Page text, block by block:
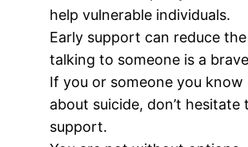
help vulnerable individuals.
Early support can reduce
talking to someone is a
If you or someone you know
about suicide, don’t hesitate
support.